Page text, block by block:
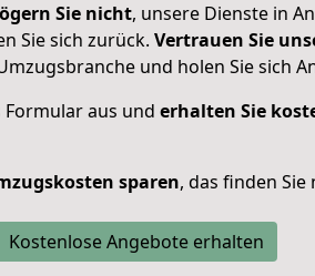
Sie nicht, unsere Dienste in
Sie sich zurück. Vertrauen Sie
und holen Sie sich
Formular aus und erhalten Sie
sparen, das finden Sie
Kostenlose Angebote erhalten